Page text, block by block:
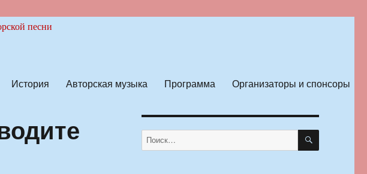
История Авторская музыка Программа Организаторы и спонсоры
Искать: ПОИСК